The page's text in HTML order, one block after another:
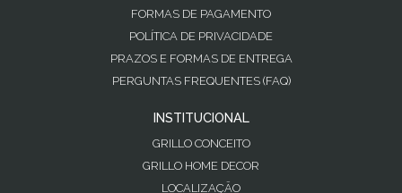
FORMAS DE PAGAMENTO
POLÍTICA DE PRIVACIDADE
PRAZOS E FORMAS DE ENTREGA
PERGUNTAS FREQUENTES (FAQ)
INSTITUCIONAL
GRILLO CONCEITO
GRILLO HOME DECOR
LOCALIZAÇÃO